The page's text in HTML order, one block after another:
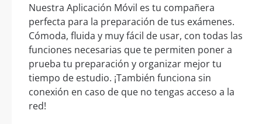
Nuestra Aplicación Móvil es tu compañera
perfecta para la preparación de tus exámenes.
Cómoda, fluida y muy fácil de usar, con todas las
funciones necesarias que te permiten poner a
prueba tu preparación y organizar mejor tu
tiempo de estudio. ¡También funciona sin
conexión en caso de que no tengas acceso a la
red!